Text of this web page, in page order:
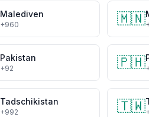
Malediven
+960 🇲🇳
Pakistan
+92 🇵🇭
Tadschikistan
+992 🇹🇼